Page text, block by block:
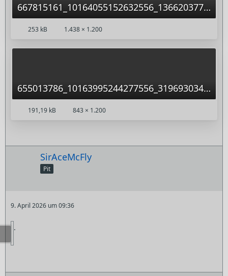
667815161_10164055152632556_1366203774032734768_n.jpg
253 kB 1.438 × 1.200
655013786_10163995244277556_3196930345920541130_n.jpg
191,19 kB 843 × 1.200
SirAceMcFly
Pit
9. April 2026 um 09:36
.